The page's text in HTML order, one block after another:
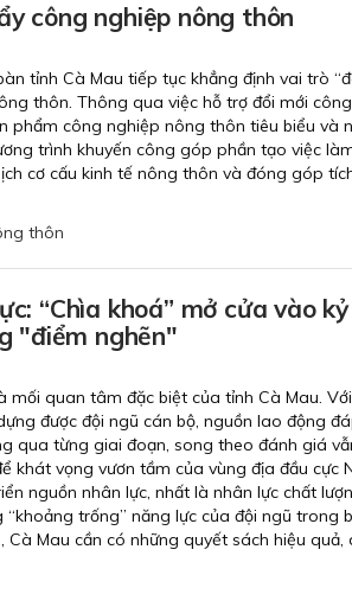
công nghiệp nông thôn
tỉnh Cà Mau tiếp tục khẳng định vai trò
thôn. Thông qua việc hỗ trợ đổi mới công
phẩm công nghiệp nông thôn tiêu biểu và
trình khuyến công góp phần tạo việc
cơ cấu kinh tế nông thôn và đóng góp
thôn
“Chìa khoá” mở cửa vào kỷ
"điểm nghẽn"
quan tâm đặc biệt của tỉnh Cà Mau. Với
được đội ngũ cán bộ, nguồn lao động
qua từng giai đoạn, song theo đánh giá
khát vọng vươn tầm của vùng địa đầu cực
nguồn nhân lực, nhất là nhân lực chất
trống” năng lực của đội ngũ trong
Mau cần có những quyết sách hiệu quả,